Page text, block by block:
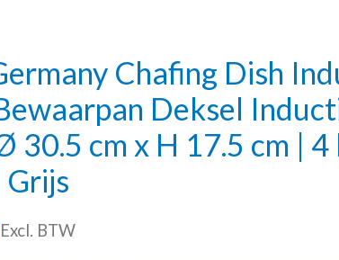
Chafing Dish
Deksel
30.5 cm x H 17.5 cm |
Excl. BTW